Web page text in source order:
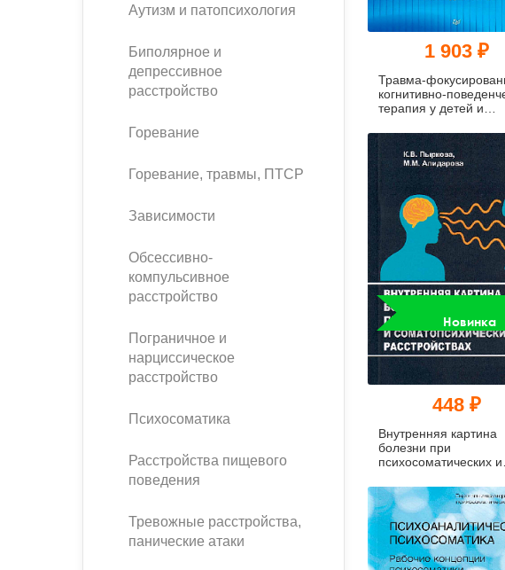
Тревожные расстройства,
психотерапии
Классический, эриксоновский
Психофизиология
Социальная психология
Психология развития
Социальная и
1 903 ₽
Травма-
когнитивно-
терапия у детей и
Новинка
448 ₽
Внутренняя картина
болезни при
психосоматических и
расстройствах:
методическое
Аутизм и патопсихология
Биполярное и
депрессивное
расстройство
Горевание
Горевание, травмы, ПТСР
Зависимости
Обсессивно-
компульсивное
расстройство
Пограничное и
нарциссическое
расстройство
Психосоматика
Расстройства пищевого
поведения
Тревожные расстройства,
панические атаки